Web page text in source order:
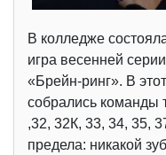
В колледже
игра весенней
«Брейн-ринг». В
собрались команды
,32, 32К, 33, 34, 35,
предела: никакой